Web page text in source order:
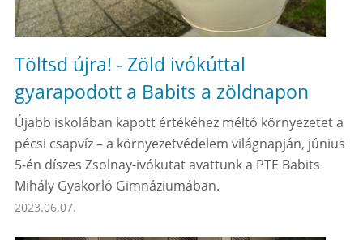
Töltsd újra! - Zöld ivókúttal
gyarapodott a Babits a zöldnapon
Újabb iskolában kapott értékéhez méltó környezetet a
pécsi csapvíz – a környezetvédelem világnapján, június
5-én díszes Zsolnay-ivókutat avattunk a PTE Babits
Mihály Gyakorló Gimnáziumában.
2023.06.07.